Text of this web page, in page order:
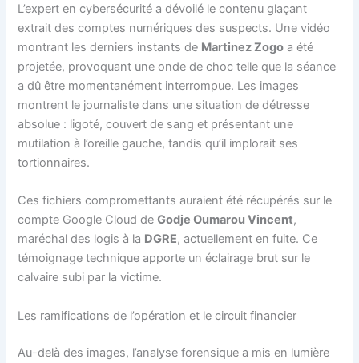
L’expert en cybersécurité a dévoilé le contenu glaçant
extrait des comptes numériques des suspects. Une vidéo
montrant les derniers instants de Martinez Zogo a été
projetée, provoquant une onde de choc telle que la séance
a dû être momentanément interrompue. Les images
montrent le journaliste dans une situation de détresse
absolue : ligoté, couvert de sang et présentant une
mutilation à l’oreille gauche, tandis qu’il implorait ses
tortionnaires.
Ces fichiers compromettants auraient été récupérés sur le
compte Google Cloud deGodje Oumarou Vincent,
maréchal des logis à la DGRE, actuellement en fuite. Ce
témoignage technique apporte un éclairage brut sur le
calvaire subi par la victime.
Les ramifications de l’opération et le circuit financier
Au-delà des images, l’analyse forensique a mis en lumière